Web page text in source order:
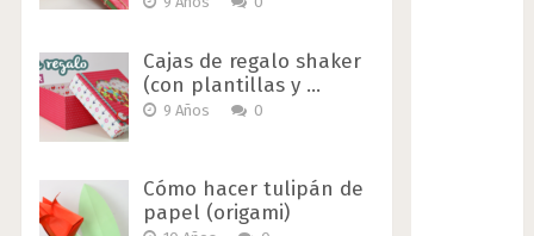
Cajas de regalo shaker
(con plantillas y …
9 Años 0
Cómo hacer tulipán de
papel (origami)